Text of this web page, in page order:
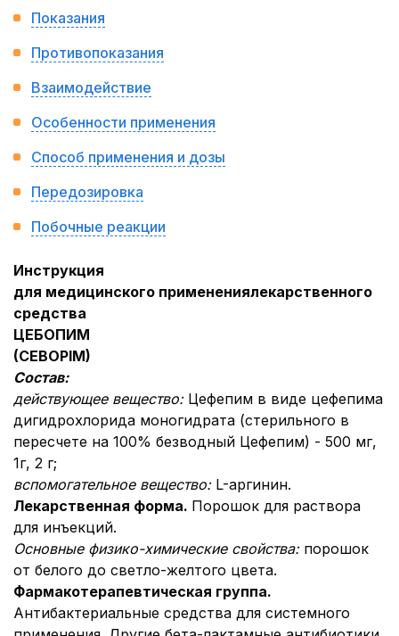
Показания
Противопоказания
Взаимодействие
Особенности применения
Способ применения и дозы
Передозировка
Побочные реакции
Инструкция
для медицинского применениялекарственного
средства
ЦЕБОПИМ
(CEBOPIM)
Состав:
действующее вещество: Цефепим в виде цефепима
дигидрохлорида моногидрата (стерильного в
пересчете на 100% безводный Цефепим) - 500 мг,
1г, 2 г;
вспомогательное вещество: L-аргинин.
Лекарственная форма. Порошок для раствора
для инъекций.
Основные физико-химические свойства: порошок
от белого до светло-желтого цвета.
Фармакотерапевтическая группа.
Антибактериальные средства для системного